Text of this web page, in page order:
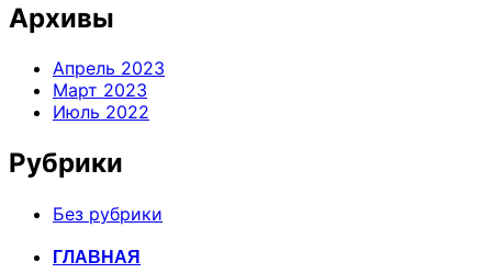
Архивы
Апрель 2023
Март 2023
Июль 2022
Рубрики
Без рубрики
ПерейтиГЛАВНАЯ